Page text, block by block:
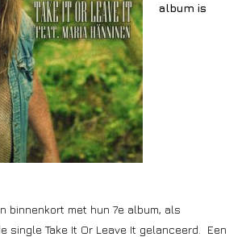
album is
binnenkort met hun 7e album, als
single Take It Or Leave It gelanceerd. Een